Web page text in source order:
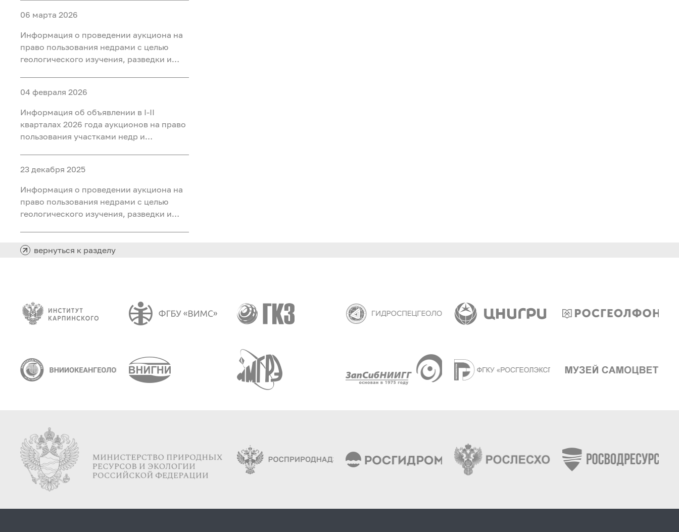
на территории Красноярского края, для
разведки и добычи полезных
ископаемых, в том числе добычи
полезных ископаемых и полезных
компонентов из отходов
недропользования, в том числе из
вскрышных и вмещающих горных пород,
недропользования, в том числе
вскрышных и вмещающих горных пород»
06 марта 2026
Информация о проведении аукциона на
право пользования недрами с целью
геологического изучения, разведки и
расположенного на территории Ханты-
Мансийского района Ханты-
Мансийского автономного округа - Югры
04 февраля 2026
Информация об объявлении в I-II
кварталах 2026 года аукционов на право
пользования участками недр и
23 декабря 2025
Информация о проведении аукциона на
право пользования недрами с целью
геологического изучения, разведки и
расположенного на территории
вернуться к разделу